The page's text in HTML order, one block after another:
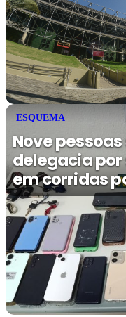
ESQUEMA
Nove
delegacia
em corridas